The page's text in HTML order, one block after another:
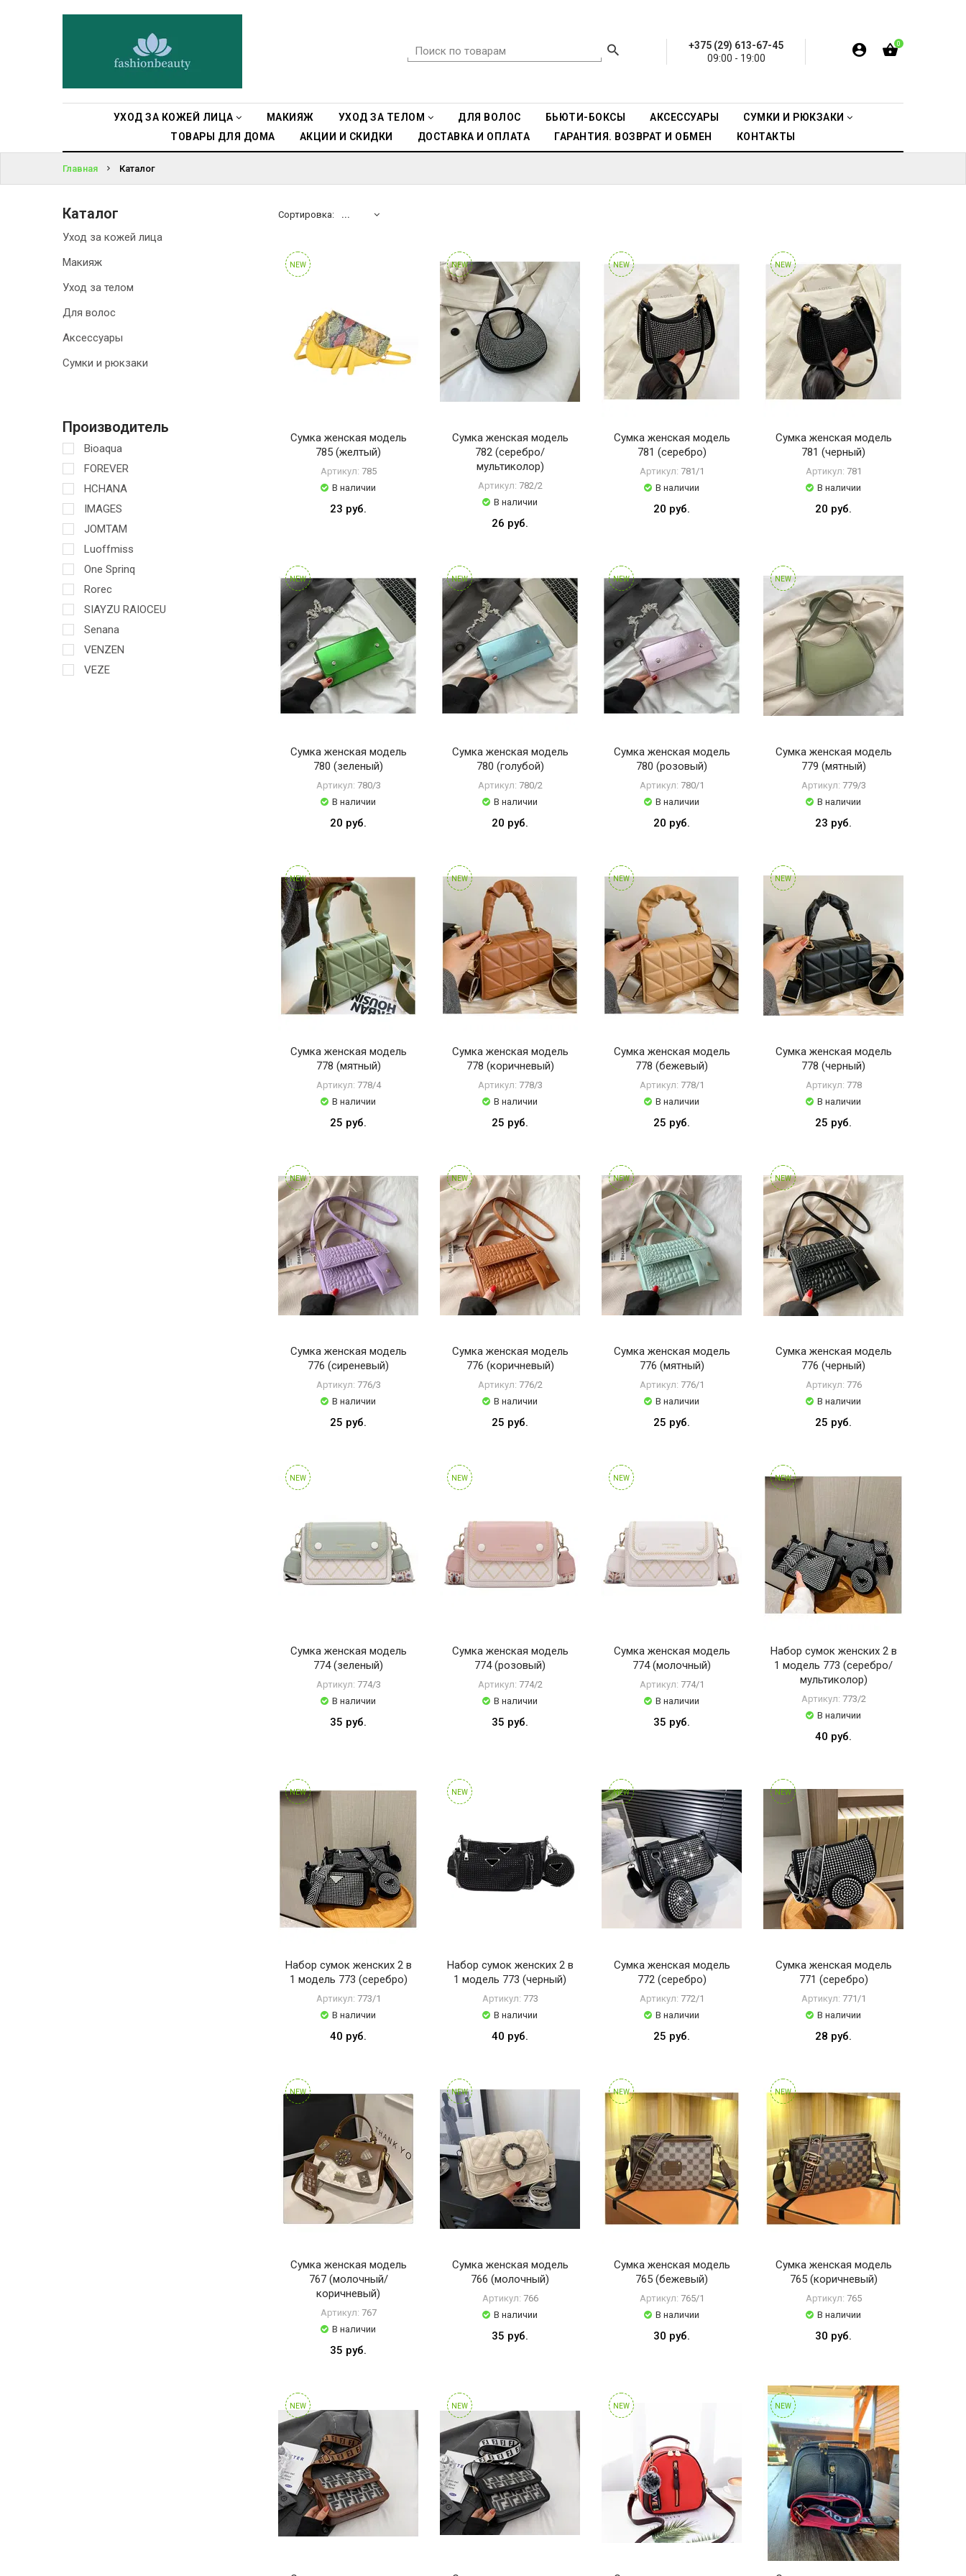
+375 (29) 613-67-45
09:00 - 19:00
0
УХОД ЗА КОЖЕЙ ЛИЦА МАКИЯЖ УХОД ЗА ТЕЛОМ ДЛЯ ВОЛОС БЬЮТИ-БОКСЫ АКСЕССУАРЫ
СУМКИ И РЮКЗАКИ
ТОВАРЫ ДЛЯ ДОМА
АКЦИИ И СКИДКИ ДОСТАВКА И ОПЛАТА ГАРАНТИЯ. ВОЗВРАТ И ОБМЕН КОНТАКТЫ
ДЛЯ ВОЛОС
ТОВАРЫ ДЛЯ
ДОСТАВКА И
ГАРАНТИЯ.
ВОЗВРАТ И
КОНТАКТЫ
ВОЙТИ
ПАРОЛЬ?
Главная Каталог
Каталог
Уход за кожей лица
Макияж
Уход за телом
Для волос
Аксессуары
Сумки и рюкзаки
Производитель
Bioaqua
FOREVER
HCHANA
IMAGES
JOMTAM
Luoffmiss
One Sprinq
Rorec
SIAYZU RAIOCEU
Senana
VENZEN
VEZE
Сортировка: ...
NEW
Сумка женская модель
785 (желтый)
Артикул: 785
В наличии
23 руб.
NEW
Сумка женская модель
782 (серебро/
мультиколор)
Артикул: 782/2
В наличии
26 руб.
NEW
Сумка женская модель
781 (серебро)
Артикул: 781/1
В наличии
20 руб.
NEW
Сумка женская модель
781 (черный)
Артикул: 781
В наличии
20 руб.
NEW
Сумка женская модель
780 (зеленый)
Артикул: 780/3
В наличии
20 руб.
NEW
Сумка женская модель
780 (голубой)
Артикул: 780/2
В наличии
20 руб.
NEW
Сумка женская модель
780 (розовый)
Артикул: 780/1
В наличии
20 руб.
NEW
Сумка женская модель
779 (мятный)
Артикул: 779/3
В наличии
23 руб.
NEW
Сумка женская модель
778 (мятный)
Артикул: 778/4
В наличии
25 руб.
NEW
Сумка женская модель
778 (коричневый)
Артикул: 778/3
В наличии
25 руб.
NEW
Сумка женская модель
778 (бежевый)
Артикул: 778/1
В наличии
25 руб.
NEW
Сумка женская модель
778 (черный)
Артикул: 778
В наличии
25 руб.
NEW
Сумка женская модель
776 (сиреневый)
Артикул: 776/3
В наличии
25 руб.
NEW
Сумка женская модель
776 (коричневый)
Артикул: 776/2
В наличии
25 руб.
NEW
Сумка женская модель
776 (мятный)
Артикул: 776/1
В наличии
25 руб.
NEW
Сумка женская модель
776 (черный)
Артикул: 776
В наличии
25 руб.
NEW
Сумка женская модель
774 (зеленый)
Артикул: 774/3
В наличии
35 руб.
NEW
Сумка женская модель
774 (розовый)
Артикул: 774/2
В наличии
35 руб.
NEW
Сумка женская модель
774 (молочный)
Артикул: 774/1
В наличии
35 руб.
NEW
Набор сумок женских 2 в
1 модель 773 (серебро/
мультиколор)
Артикул: 773/2
В наличии
40 руб.
NEW
Набор сумок женских 2 в
1 модель 773 (серебро)
Артикул: 773/1
В наличии
40 руб.
NEW
Набор сумок женских 2 в
1 модель 773 (черный)
Артикул: 773
В наличии
40 руб.
NEW
Сумка женская модель
772 (серебро)
Артикул: 772/1
В наличии
25 руб.
NEW
Сумка женская модель
771 (серебро)
Артикул: 771/1
В наличии
28 руб.
NEW
Сумка женская модель
767 (молочный/
коричневый)
Артикул: 767
В наличии
35 руб.
NEW
Сумка женская модель
766 (молочный)
Артикул: 766
В наличии
35 руб.
NEW
Сумка женская модель
765 (бежевый)
Артикул: 765/1
В наличии
30 руб.
NEW
Сумка женская модель
765 (коричневый)
Артикул: 765
В наличии
30 руб.
NEW NEW NEW NEW